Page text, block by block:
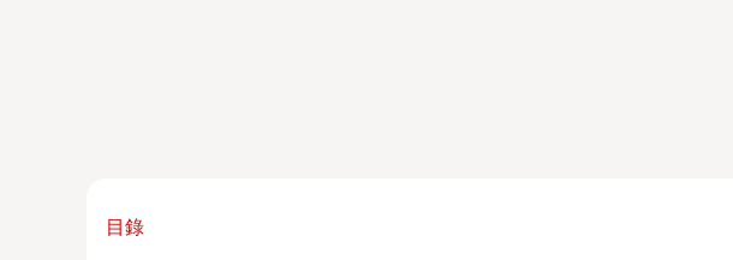
目錄